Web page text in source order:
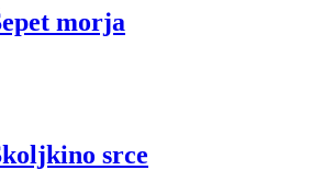
morja
srce